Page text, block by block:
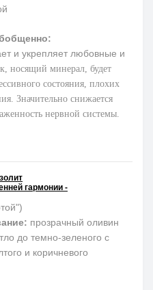
и укрепляет любовные и
носящий минерал, будет
состояния, плохих
Значительно снижается
нервной системы.
гармонии -
прозрачный оливин
до темно-зеленого с
и коричневого